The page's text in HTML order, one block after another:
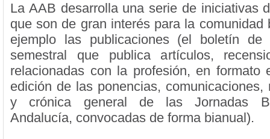
La AAB desarrolla una serie de iniciativas
que son de gran interés para la comunidad
ejemplo las publicaciones (el boletín
semestral que publica artículos,
relacionadas con la profesión, en formato
edición de las ponencias, comunicaciones,
y crónica general de las Jornadas
Andalucía, convocadas de forma bianual).